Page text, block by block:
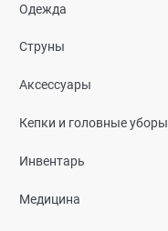
Одежда
Струны
Аксессуары
Кепки и головные уборы
Инвентарь
Медицина